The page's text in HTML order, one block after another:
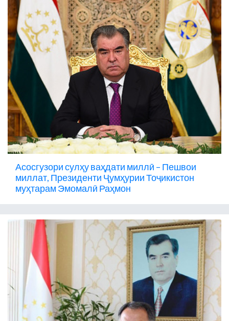
Асосгузори сулҳу ваҳдати миллӣ – Пешвои
миллат, Президенти Ҷумҳурии Тоҷикистон
муҳтарам Эмомалӣ Раҳмон